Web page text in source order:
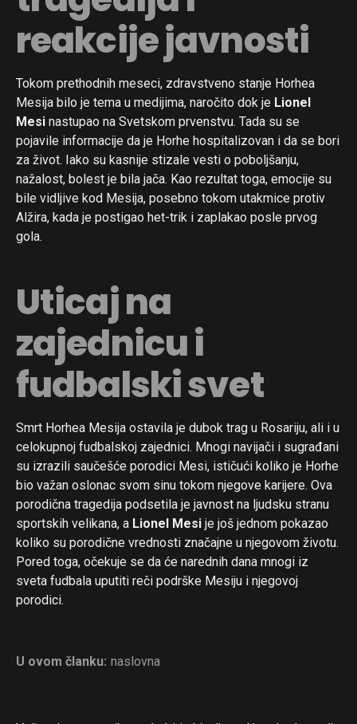
reakcije javnosti
Tokom prethodnih meseci, zdravstveno stanje Horhea
Mesija bilo je tema u medijima, naročito dok je Lionel
Mesi nastupao na Svetskom prvenstvu. Tada su se
pojavile informacije da je Horhe hospitalizovan i da se bori
za život. Iako su kasnije stizale vesti o poboljšanju,
nažalost, bolest je bila jača. Kao rezultat toga, emocije su
bile vidljive kod Mesija, posebno tokom utakmice protiv
Alžira, kada je postigao het-trik i zaplakao posle prvog
gola.
Uticaj na
zajednicu i
fudbalski svet
Smrt Horhea Mesija ostavila je dubok trag u Rosariju, ali i u
celokupnoj fudbalskoj zajednici. Mnogi navijači i sugrađani
su izrazili saučešće porodici Mesi, ističući koliko je Horhe
bio važan oslonac svom sinu tokom njegove karijere. Ova
porodična tragedija podsetila je javnost na ljudsku stranu
sportskih velikana, a Lionel Mesi je još jednom pokazao
koliko su porodične vrednosti značajne u njegovom životu.
Pored toga, očekuje se da će narednih dana mnogi iz
sveta fudbala uputiti reči podrške Mesiju i njegovoj
porodici.
U ovom članku: naslovna